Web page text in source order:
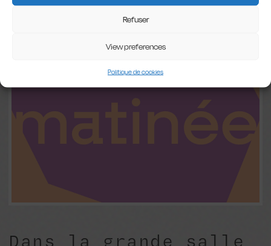
Refuser
View preferences
Politique de cookies